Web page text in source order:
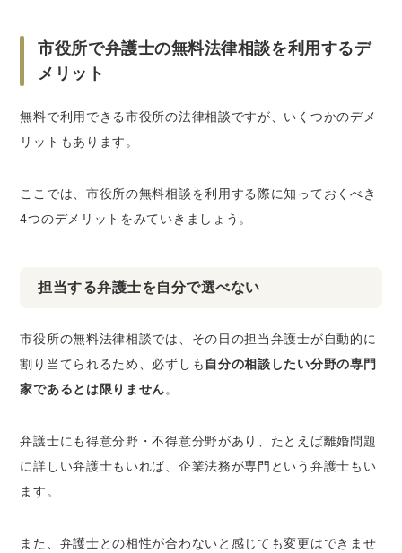
市役所で弁護士の無料法律相談を利用するデ
メリット
無料で利用できる市役所の法律相談ですが、いくつかのデメ
リットもあります。
ここでは、市役所の無料相談を利用する際に知っておくべき
4つのデメリットをみていきましょう。
担当する弁護士を自分で選べない
市役所の無料法律相談では、その日の担当弁護士が自動的に
割り当てられるため、必ずしも 自分の相談したい分野の専門
家であるとは限りません。
弁護士にも得意分野・不得意分野があり、たとえば離婚問題
に詳しい弁護士もいれば、企業法務が専門という弁護士もい
ます。
また、弁護士との相性が合わないと感じても変更はできませ